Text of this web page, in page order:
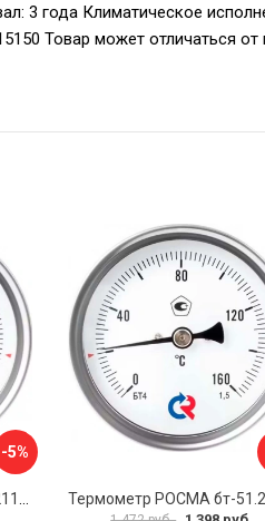
3 года Климатическое
Товар может отличаться
-5%